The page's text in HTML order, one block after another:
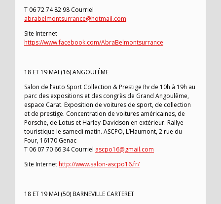
T 06 72 74 82 98 Courriel
abrabelmontsurrance@hotmail.com
Site Internet
https://www.facebook.com/AbraBelmontsurrance
18 ET 19 MAI (16) ANGOULÊME
Salon de l’auto Sport Collection & Prestige Rv de 10h à 19h au
parc des expositions et des congrès de Grand Angoulême,
espace Carat. Exposition de voitures de sport, de collection
et de prestige. Concentration de voitures américaines, de
Porsche, de Lotus et Harley-Davidson en extérieur. Rallye
touristique le samedi matin. ASCPO, L’Haumont, 2 rue du
Four, 16170 Genac
T 06 07 70 66 34 Courriel ascpo16@gmail.com
Site Internethttp://www.salon-ascpo16.fr/
18 ET 19 MAI (50) BARNEVILLE CARTERET